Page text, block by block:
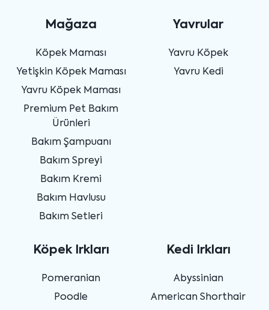
Mağaza
Köpek Maması
Yetişkin Köpek Maması
Yavru Köpek Maması
Premium Pet Bakım
Ürünleri
Bakım Şampuanı
Bakım Spreyi
Bakım Kremi
Bakım Havlusu
Bakım Setleri
Yavrular
Yavru Köpek
Yavru Kedi
Köpek Irkları
Pomeranian
Poodle
Kedi Irkları
Abyssinian
American Shorthair